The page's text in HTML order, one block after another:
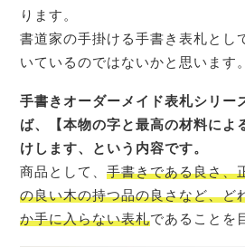
ります。
書道家の手掛ける手書き表札とし
いているのではないかと思います。
手書きオーダーメイド表札シリー
ば、【本物の字と最高の材料によ
けします、という内容です。
商品として、手書きである良さ、
の良い木の持つ品の良さなど、ど
か手に入らない表札であることを